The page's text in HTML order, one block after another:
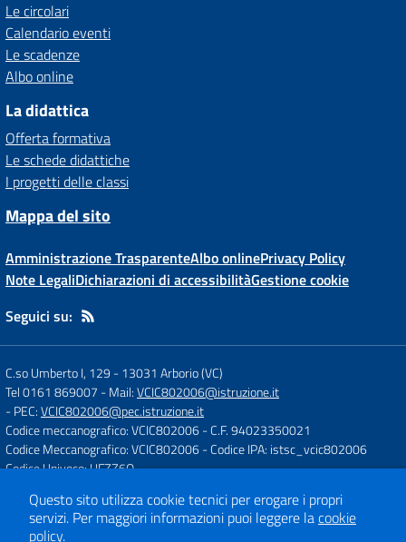
Le circolari
Calendario eventi
Le scadenze
Albo online
La didattica
Offerta formativa
Le schede didattiche
I progetti delle classi
Mappa del sito
Amministrazione TrasparenteAlbo onlinePrivacy Policy
Note LegaliDichiarazioni di accessibilitàGestione cookie
Seguici su:
C.so Umberto I, 129 -13031 Arborio (VC)
Tel 0161 869007 - Mail:VCIC802006@istruzione.it
- PEC:VCIC802006@pec.istruzione.it
Codice meccanografico: VCIC802006- C.F. 94023350021
Codice Meccanografico: VCIC802006- Codice IPA: istsc_vcic802006
Codice Univoco: UFZZ6Q
Concept & Design by
Designers Italia
Questo sito utilizza cookie tecnici per erogare i propri
servizi. Per maggiori informazioni puoi leggere lacookie
policy.